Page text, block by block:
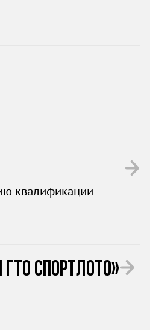
квалификации
Спортлото»